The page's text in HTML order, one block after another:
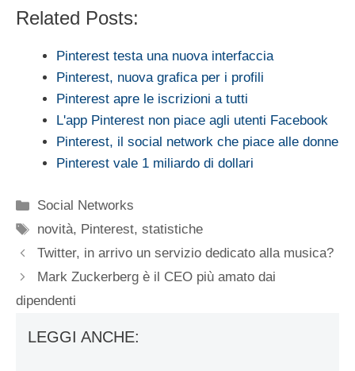
Related Posts:
Pinterest testa una nuova interfaccia
Pinterest, nuova grafica per i profili
Pinterest apre le iscrizioni a tutti
L'app Pinterest non piace agli utenti Facebook
Pinterest, il social network che piace alle donne
Pinterest vale 1 miliardo di dollari
Categorie
Social Networks
Tag
novità, Pinterest,statistiche
Twitter, in arrivo un servizio dedicato alla musica?
Mark Zuckerberg è il CEO più amato dai
dipendenti
LEGGI ANCHE: